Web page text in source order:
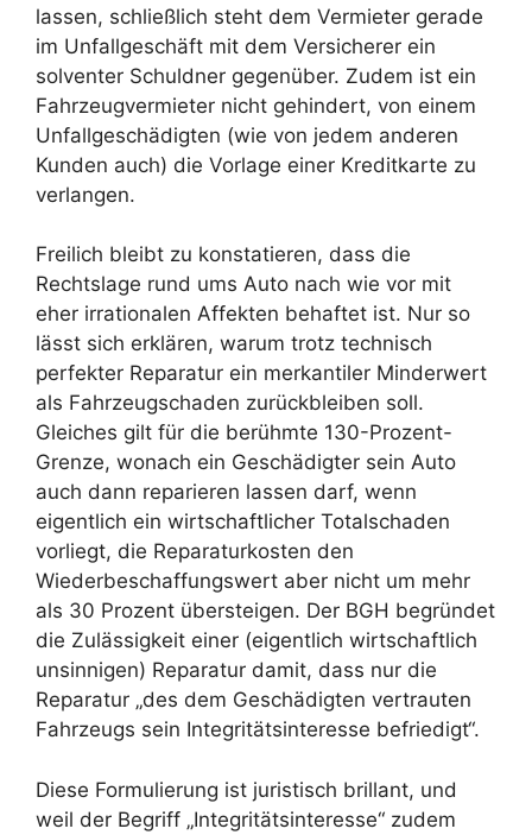
lassen, schließlich steht dem Vermieter gerade
im Unfallgeschäft mit dem Versicherer ein
solventer Schuldner gegenüber. Zudem ist ein
Fahrzeugvermieter nicht gehindert, von einem
Unfallgeschädigten (wie von jedem anderen
Kunden auch) die Vorlage einer Kreditkarte zu
verlangen.
Freilich bleibt zu konstatieren, dass die
Rechtslage rund ums Auto nach wie vor mit
eher irrationalen Affekten behaftet ist. Nur so
lässt sich erklären, warum trotz technisch
perfekter Reparatur ein merkantiler Minderwert
als Fahrzeugschaden zurückbleiben soll.
Gleiches gilt für die berühmte 130-Prozent-
Grenze, wonach ein Geschädigter sein Auto
auch dann reparieren lassen darf, wenn
eigentlich ein wirtschaftlicher Totalschaden
vorliegt, die Reparaturkosten den
Wiederbeschaffungswert aber nicht um mehr
als 30 Prozent übersteigen. Der BGH begründet
die Zulässigkeit einer (eigentlich wirtschaftlich
unsinnigen) Reparatur damit, dass nur die
Reparatur „des dem Geschädigten vertrauten
Fahrzeugs sein Integritätsinteresse befriedigt“.
Diese Formulierung ist juristisch brillant, und
weil der Begriff „Integritätsinteresse“ zudem